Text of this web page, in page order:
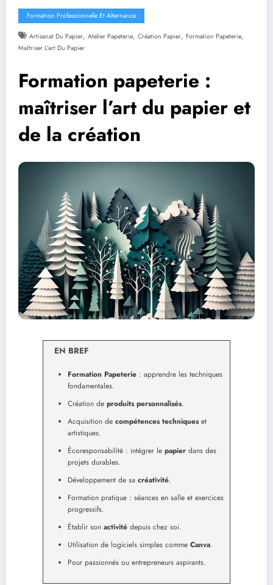
Formation Professionnelle Et Alternance
Artisanat Du Papier, Atelier Papeterie, Création Papier, Formation Papeterie,
Maîtriser L'art Du Papier
Formation papeterie :
maîtriser l’art du papier et
de la création
EN BREF
Formation Papeterie : apprendre les techniques
fondamentales.
Création de produits personnalisés.
Acquisition de compétences techniqueset
artistiques.
Écoresponsabilité : intégrer le papier dans des
projets durables.
Développement de sa créativité.
Formation pratique : séances en salle et exercices
progressifs.
Établir son activité depuis chez soi.
Utilisation de logiciels simples comme Canva.
Pour passionnés ou entrepreneurs aspirants.